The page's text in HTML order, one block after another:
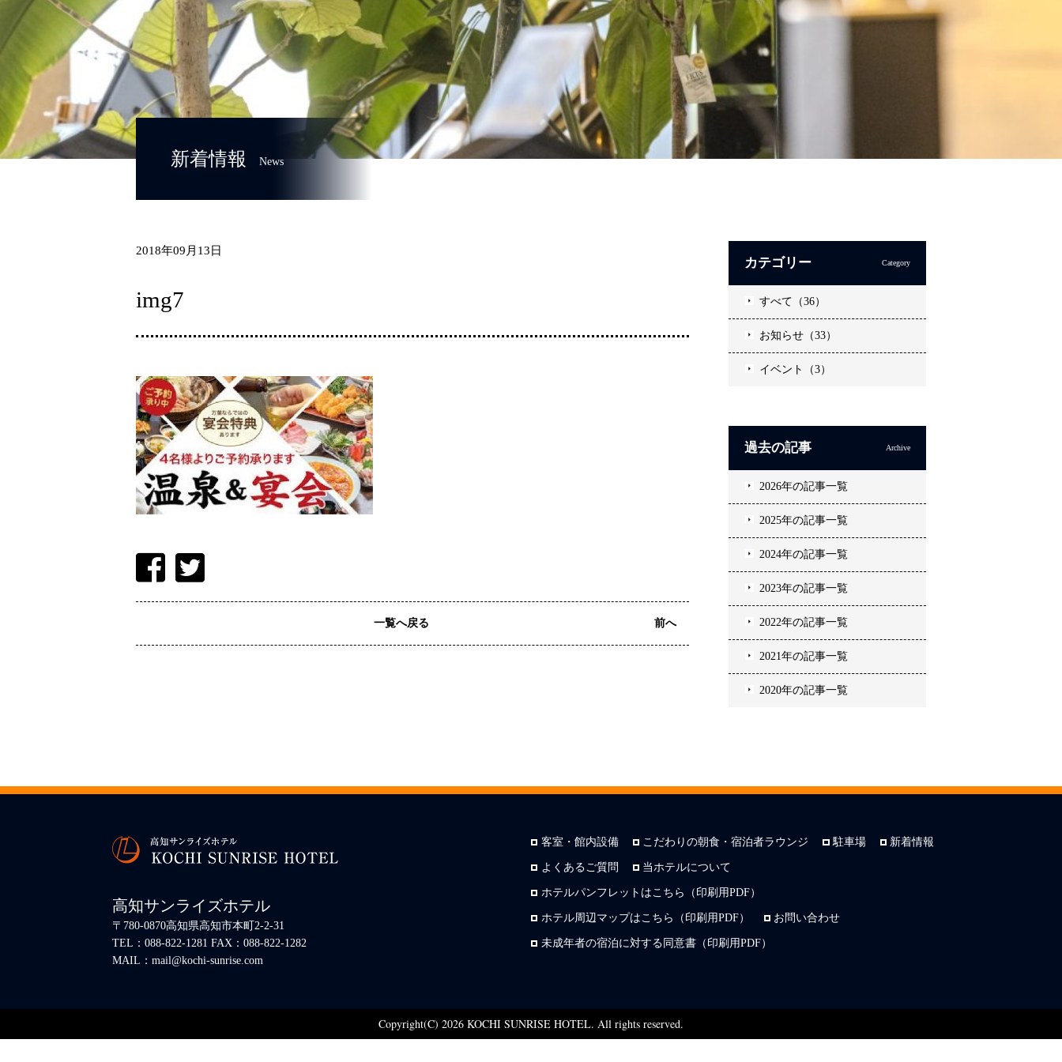
新着情報 News
2018年09月13日
img7
一覧へ戻る 前へ
カテゴリー Category
すべて（36）
お知らせ（33）
イベント（3）
過去の記事 Archive
2026年の記事一覧
2025年の記事一覧
2024年の記事一覧
2023年の記事一覧
2022年の記事一覧
2021年の記事一覧
2020年の記事一覧
客室・館内設備 こだわりの朝食・宿泊者ラウンジ 駐車場 新着情報
よくあるご質問 当ホテルについて
ホテルパンフレットはこちら（印刷用PDF）
ホテル周辺マップはこちら（印刷用PDF） お問い合わせ
未成年者の宿泊に対する同意書（印刷用PDF）
高知サンライズホテル
〒780-0870高知県高知市本町2-2-31
TEL：088-822-1281 FAX：088-822-1282
MAIL：mail@kochi-sunrise.com
Copyright(C) 2026 KOCHI SUNRISE HOTEL. All rights reserved.